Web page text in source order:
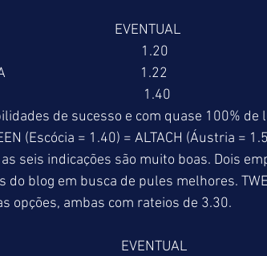
EVENTUAL
1.20
1.22
1.40
de sucesso e com quase 100% de
(Escócia = 1.40) = ALTACH (Áustria =
seis indicações são muito boas. Dois
blog em busca de pules melhores.
opções, ambas com rateios de 3.30.
EVENTUAL